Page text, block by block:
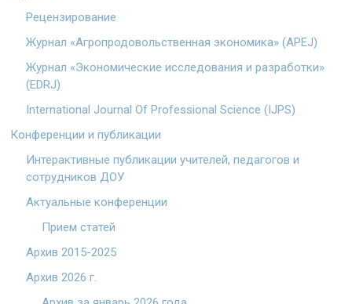
Рецензирование
Журнал «Агропродовольственная экономика» (APEJ)
Журнал «Экономические исследования и разработки»
(EDRJ)
International Journal Of Professional Science (IJPS)
Конференции и публикации
Интерактивные публикации учителей, педагогов и
сотрудников ДОУ
Актуальные конференции
Прием статей
Архив 2015-2025
Архив 2026 г.